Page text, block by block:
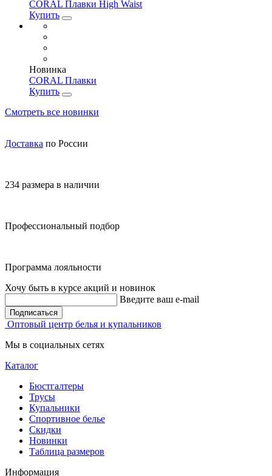
CORAL Плавки High Waist
Купить
Новинка
CORAL Плавки
Купить
Смотреть все новинки
Доставка по России
234 размера в наличии
Профессиональный подбор
Программа лояльности
Хочу быть в курсе акций и новинок
Введите ваш e-mail
Подписаться
Оптовый центр белья и купальников
Мы в социальных сетях
Каталог
Бюстгалтеры
Трусы
Купальники
Спортивное белье
Скидки
Новинки
Таблица размеров
Информация